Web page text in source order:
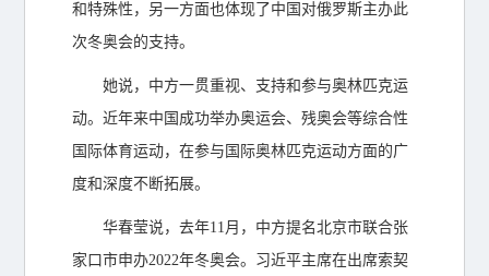
和特殊性，另一方面也体现了中国对俄罗斯主办此
次冬奥会的支持。
她说，中方一贯重视、支持和参与奥林匹克运
动。近年来中国成功举办奥运会、残奥会等综合性
国际体育运动，在参与国际奥林匹克运动方面的广
度和深度不断拓展。
华春莹说，去年11月，中方提名北京市联合张
家口市申办2022年冬奥会。习近平主席在出席索契